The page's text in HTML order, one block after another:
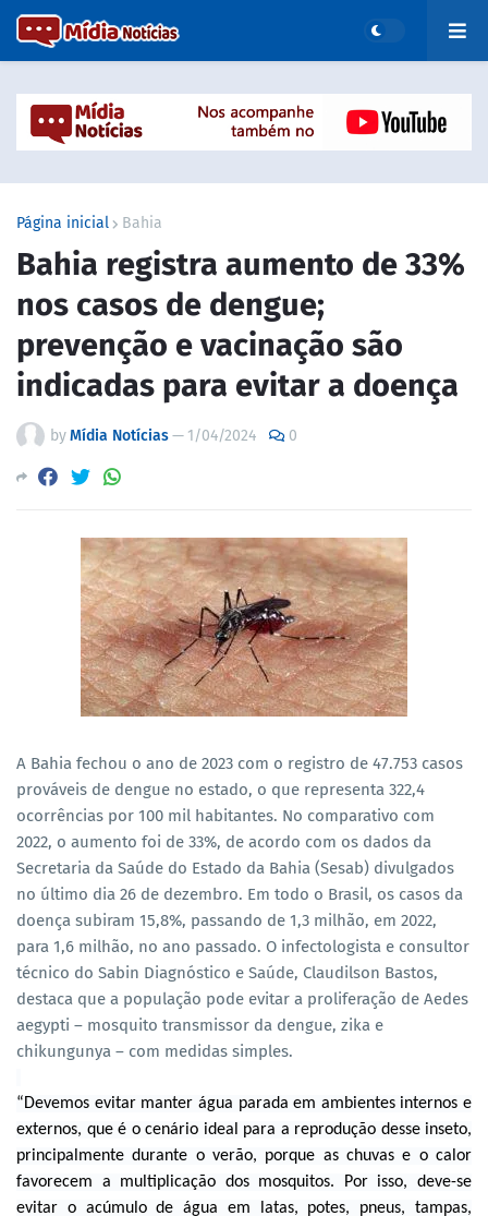
Página inicial Bahia
Bahia registra aumento de 33%
nos casos de dengue;
prevenção e vacinação são
indicadas para evitar a doença
byMídia Notícias— 1/04/2024 0
A Bahia fechou o ano de 2023 com o registro de 47.753 casos
prováveis de dengue no estado, o que representa 322,4
ocorrências por 100 mil habitantes. No comparativo com
2022, o aumento foi de 33%, de acordo com os dados da
Secretaria da Saúde do Estado da Bahia (Sesab) divulgados
no último dia 26 de dezembro. Em todo o Brasil, os casos da
doença subiram 15,8%, passando de 1,3 milhão, em 2022,
para 1,6 milhão, no ano passado. O infectologista e consultor
técnico do Sabin Diagnóstico e Saúde, Claudilson Bastos,
destaca que a população pode evitar a proliferação de Aedes
aegypti – mosquito transmissor da dengue, zika e
chikungunya – com medidas simples.
“Devemos evitar manter água parada em ambientes internos e
externos, que é o cenário ideal para a reprodução desse inseto,
principalmente durante o verão, porque as chuvas e o calor
favorecem a multiplicação dos mosquitos. Por isso, deve-se
evitar o acúmulo de água em latas, potes, pneus, tampas,